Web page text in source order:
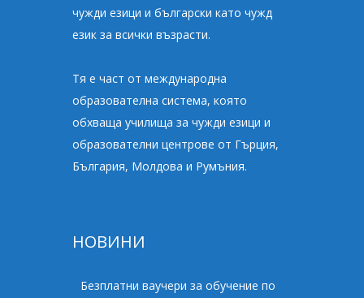
чужди езици и български като чужд
език за всички възрасти.
Тя е част от международна
образователна система, която
обхваща училища за чужди езици и
образователни центрове от Гърция,
България, Молдова и Румъния.
НОВИНИ
Безплатни ваучери за обучение по